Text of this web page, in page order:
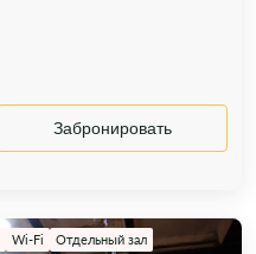
Забронировать
Wi-Fi Отдельный зал